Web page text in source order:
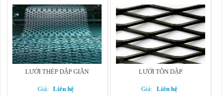
LƯỚI THÉP DẬP GIÃN
Giá: Liên hệ
LƯỚI TÔN DẬP
Giá: Liên hệ